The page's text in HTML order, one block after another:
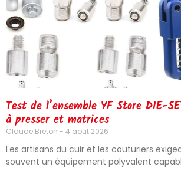
Test de l’ensemble YF Store DIE-
à presser et matrices
Claude Breton 4 août 2026
Les artisans du cuir et les couturiers
souvent un équipement polyvalent